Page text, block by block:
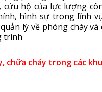
cứu hộ của lực lượng
hình sự trong lĩnh
lý về phòng cháy
trình
chữa cháy trong các